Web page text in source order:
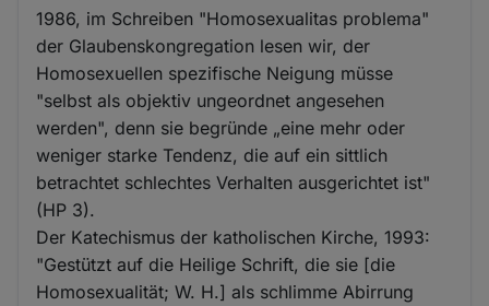
1986, im Schreiben "Homosexualitas problema"
der Glaubenskongregation lesen wir, der
Homosexuellen spezifische Neigung müsse
"selbst als objektiv ungeordnet angesehen
werden", denn sie begründe „eine mehr oder
weniger starke Tendenz, die auf ein sittlich
betrachtet schlechtes Verhalten ausgerichtet ist"
(HP 3).
Der Katechismus der katholischen Kirche, 1993:
"Gestützt auf die Heilige Schrift, die sie [die
Homosexualität; W. H.] als schlimme Abirrung